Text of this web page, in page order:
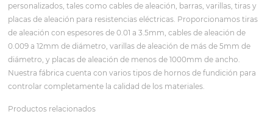
personalizados, tales como cables de aleación, barras, varillas, tiras y
placas de aleación para resistencias eléctricas. Proporcionamos tiras
de aleación con espesores de 0.01 a 3.5mm, cables de aleación de
0.009 a 12mm de diámetro, varillas de aleación de más de 5mm de
diámetro, y placas de aleación de menos de 1000mm de ancho.
Nuestra fábrica cuenta con varios tipos de hornos de fundición para
controlar completamente la calidad de los materiales.
Productos relacionados